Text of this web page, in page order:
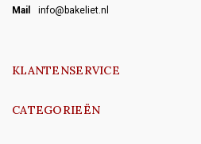
Mail
info@bakeliet.nl
KLANTENSERVICE
CATEGORIEËN